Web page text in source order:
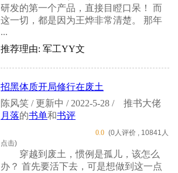
研发的第一个产品，直接目瞪口呆！ 而
这一切，都是因为王烨非常清楚。 那年
...
推荐理由: 军工YY文
招黑体质开局修行在废土
陈风笑 / 更新中 / 2022-5-28 /
推书大佬
月落的书单和书评
0.0 (0人评价 , 10841人
点击)
穿越到废土，惯例是孤儿，该怎么
办？ 首先要活下去，可是想做到这一点